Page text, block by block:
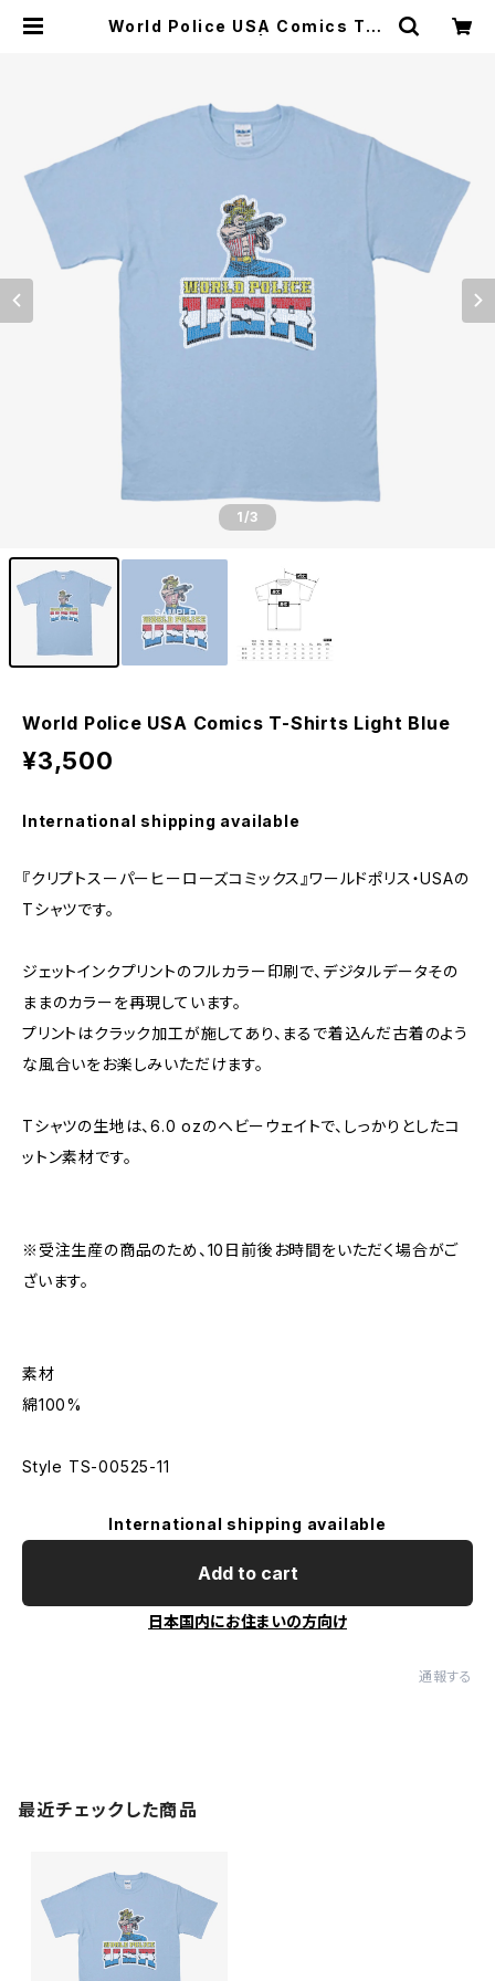
World Police USA Comics T-S
1/3
World Police USA Comics T-Shirts Light Blue
¥3,500
International shipping available
『クリプトスーパーヒーローズコミックス』ワールドポリス・USAの
Tシャツです。
ジェットインクプリントのフルカラー印刷で、デジタルデータその
ままのカラーを再現しています。
プリントはクラック加工が施してあり、まるで着込んだ古着のよう
な風合いをお楽しみいただけます。
Tシャツの生地は、6.0 ozのヘビーウェイトで、しっかりとしたコ
ットン素材です。
※受注生産の商品のため、10日前後お時間をいただく場合がご
ざいます。
素材
綿100%
Style TS-00525-11
International shipping available
Add to cart
日本国内にお住まいの方向け
通報する
最近チェックした商品